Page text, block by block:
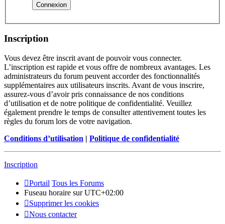
Inscription
Vous devez être inscrit avant de pouvoir vous connecter.
L’inscription est rapide et vous offre de nombreux avantages. Les
administrateurs du forum peuvent accorder des fonctionnalités
supplémentaires aux utilisateurs inscrits. Avant de vous inscrire,
assurez-vous d’avoir pris connaissance de nos conditions
d’utilisation et de notre politique de confidentialité. Veuillez
également prendre le temps de consulter attentivement toutes les
règles du forum lors de votre navigation.
Conditions d’utilisation | Politique de confidentialité
Inscription
Portail Tous les Forums
Fuseau horaire surUTC+02:00
Supprimer les cookies
Nous contacter